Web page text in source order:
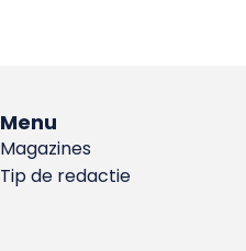
Menu
Magazines
Tip de redactie